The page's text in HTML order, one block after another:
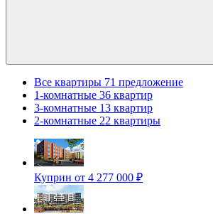
Все квартиры 71 предложение
1-комнатные 36 квартир
3-комнатные 13 квартир
2-комнатные 22 квартиры
Куприн от 4 277 000 ₽